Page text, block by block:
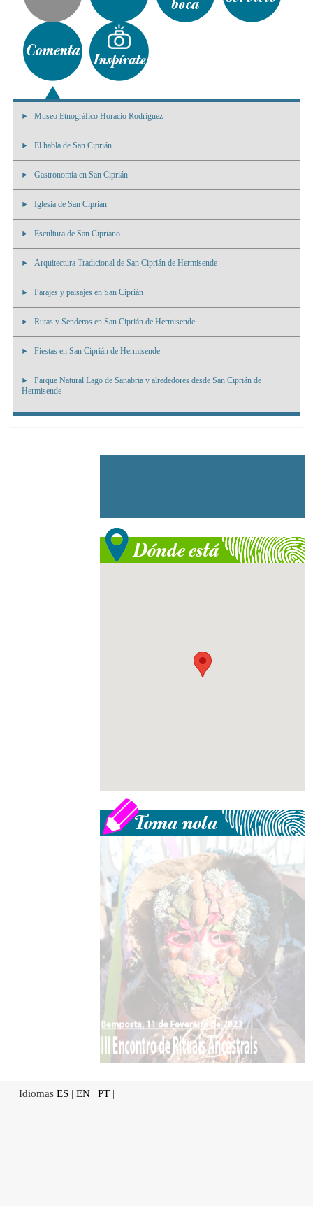
Museo Etnográfico Horacio Rodríguez
El habla de San Ciprián
Gastronomía en San Ciprián
Iglesia de San Ciprián
Escultura de San Cipriano
Arquitectura Tradicional de San Ciprián de Hermisende
Parajes y paisajes en San Ciprián
Rutas y Senderos en San Ciprián de Hermisende
Fiestas en San Ciprián de Hermisende
Parque Natural Lago de Sanabria y alrededores desde San Ciprián de
Hermisende
Idiomas ES | EN | PT |